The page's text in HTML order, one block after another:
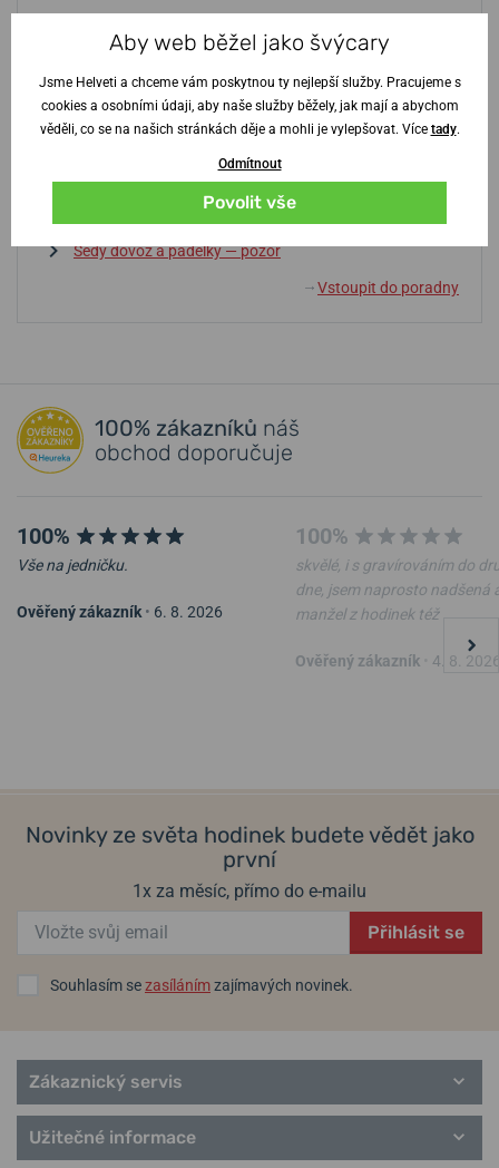
Tipy z poradny
Baterie nebo automat? Výhody a nevýhody
Na co si dát pozor při výběru hodinek?
Šedý dovoz a padělky — pozor
↓ Vstoupit do poradny
100% zákazníků náš
obchod doporučuje
100%
Vše na jedničku.
Ověřený zákazník • 6. 8. 2026
100%
skvělé, i s gravírováním do
dne, jsem naprosto nadšená
manžel z hodinek též
Ověřený zákazník 4. 8.
Novinky ze světa hodinek budete vědět jako
první
1x za měsíc, přímo do e-mailu
Přihlásit se
Souhlasím sezasílánímzajímavých novinek.
Zákaznický servis
Užitečné informace
Aby web běžel jako švýcary
Jsme Helveti a chceme vám poskytnou ty nejlepší služby. Pracujeme s
cookies a osobními údaji, aby naše služby běžely, jak mají a abychom
věděli, co se na našich stránkách děje a mohli je vylepšovat. Více tady.
Odmítnout
Povolit vše